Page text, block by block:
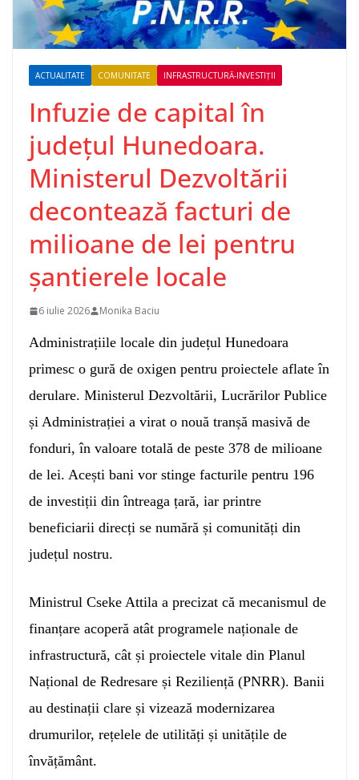
ACTUALITATE COMUNITATE INFRASTRUCTURĂ-INVESTIȚII
Infuzie de capital în
județul Hunedoara.
Ministerul Dezvoltării
decontează facturi de
milioane de lei pentru
șantierele locale
6 iulie 2026 Monika Baciu
Administrațiile locale din județul Hunedoara
primesc o gură de oxigen pentru proiectele aflate în
derulare. Ministerul Dezvoltării, Lucrărilor Publice
și Administrației a virat o nouă tranșă masivă de
fonduri, în valoare totală de peste 378 de milioane
de lei. Acești bani vor stinge facturile pentru 196
de investiții din întreaga țară, iar printre
beneficiarii direcți se numără și comunități din
județul nostru.
Ministrul Cseke Attila a precizat că mecanismul de
finanțare acoperă atât programele naționale de
infrastructură, cât și proiectele vitale din Planul
Național de Redresare și Reziliență (PNRR). Banii
au destinații clare și vizează modernizarea
drumurilor, rețelele de utilități și unitățile de
învățământ.